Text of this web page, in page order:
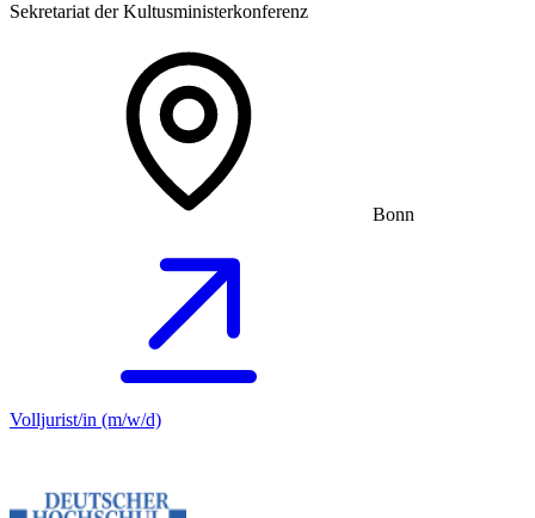
Sekretariat der Kultusministerkonferenz
Bonn
Volljurist/in (m/w/d)